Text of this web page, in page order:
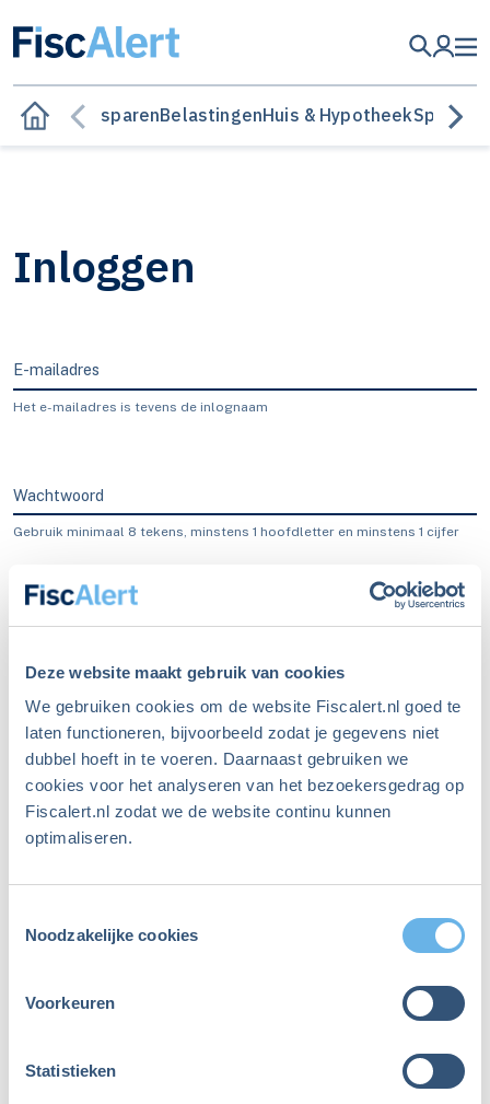
Deze website maakt gebruik van cookies
We gebruiken cookies om de website Fiscalert.nl goed te
laten functioneren, bijvoorbeeld zodat je gegevens niet
dubbel hoeft in te voeren. Daarnaast gebruiken we
cookies voor het analyseren van het bezoekersgedrag op
Fiscalert.nl zodat we de website continu kunnen
optimaliseren.
Noodzakelijke cookies
Voorkeuren
Statistieken
BesparenBelastingenHuis & HypotheekSparen
Inloggen
E-mailadres
Het e-mailadres is tevens de inlognaam
Wachtwoord
Gebruik minimaal 8 tekens, minstens 1 hoofdletter en minstens 1 cijfer
Blijf ingelogd
Inloggen
Ben je je wachtwoord
vergeten?
Niet meer ingelogd sinds